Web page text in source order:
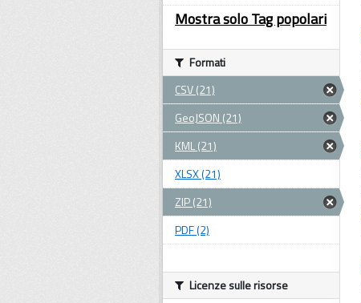
Mostra solo Tag popolari
Formati
CSV (21)
GeoJSON (21)
KML (21)
XLSX (21)
ZIP (21)
PDF (2)
Licenze sulle risorse